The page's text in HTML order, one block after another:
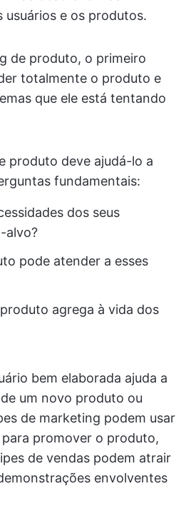
usuários e os produtos.
de produto, o primeiro
totalmente o produto e
que ele está tentando
produto deve ajudá-lo a
fundamentais:
dos seus
alvo?
pode atender a esses
agrega à vida dos
bem elaborada ajuda a
um novo produto ou
de marketing podem usar
promover o produto,
de vendas podem atrair
envolventes